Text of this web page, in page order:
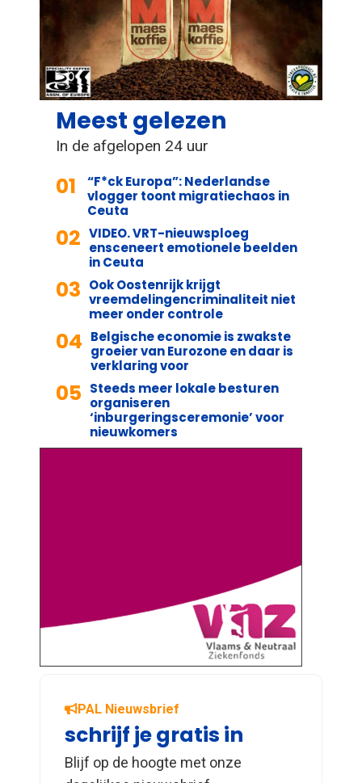
Meest gelezen
In de afgelopen 24 uur
01
“F*ck Europa”: Nederlandse
vlogger toont migratiechaos in
Ceuta
02 VIDEO. VRT-nieuwsploeg
ensceneert emotionele beelden
in Ceuta
03 Ook Oostenrijk krijgt
vreemdelingencriminaliteit niet
meer onder controle
04 Belgische economie is zwakste
groeier van Eurozone en daar is
verklaring voor
05 Steeds meer lokale besturen
organiseren
‘inburgeringsceremonie’ voor
nieuwkomers
PAL Nieuwsbrief
schrijf je gratis in
Blijf op de hoogte met onze